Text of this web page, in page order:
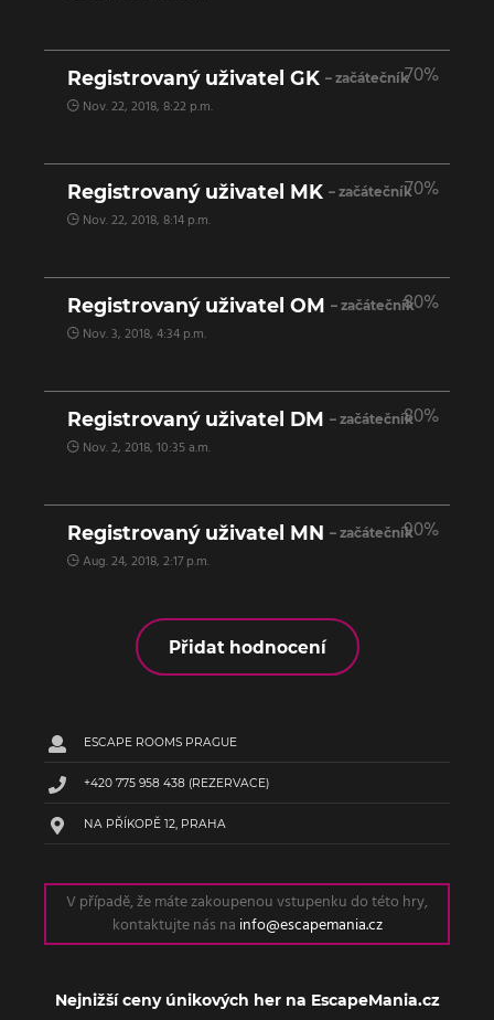
70%
Registrovaný uživatel GK – začátečník
Nov. 22, 2018, 8:22 p.m.
70%
Registrovaný uživatel MK – začátečník
Nov. 22, 2018, 8:14 p.m.
80%
Registrovaný uživatel OM – začátečník
Nov. 3, 2018, 4:34 p.m.
80%
Registrovaný uživatel DM – začátečník
Nov. 2, 2018, 10:35 a.m.
90%
Registrovaný uživatel MN – začátečník
Aug. 24, 2018, 2:17 p.m.
Přidat hodnocení
ESCAPE ROOMS PRAGUE
+420 775 958 438 (REZERVACE)
NA PŘÍKOPĚ 12, PRAHA
V případě, že máte zakoupenou vstupenku do této hry,
kontaktujte nás na info@escapemania.cz
Nejnižší ceny únikových her na EscapeMania.cz